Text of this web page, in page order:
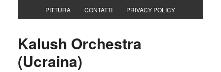
PITTURA CONTATTI PRIVACY POLICY
Kalush Orchestra
(Ucraina)